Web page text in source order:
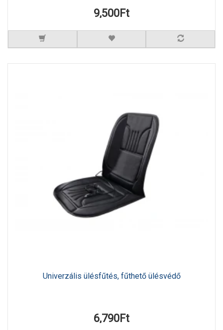
9,500Ft
Univerzális ülésfűtés, fűthető ülésvédő
6,790Ft